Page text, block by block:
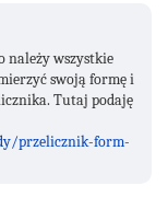
należy wszystkie
swoją formę i
Tutaj podaję
przelicznik-form-